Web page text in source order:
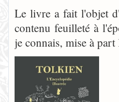
Le livre a fait l'objet
contenu feuilleté à
je connais, mise à